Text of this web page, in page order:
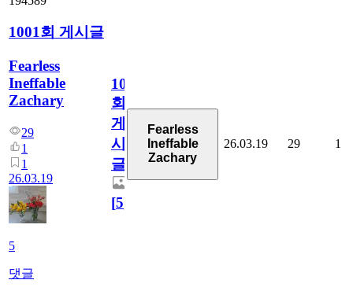
1001회 게시글
Fearless
Ineffable
Zachary
29
1
1
26.03.19
5
댓글
1001
회
게
시
글
[5]
Fearless
Ineffable
Zachary
26.03.19 29 1